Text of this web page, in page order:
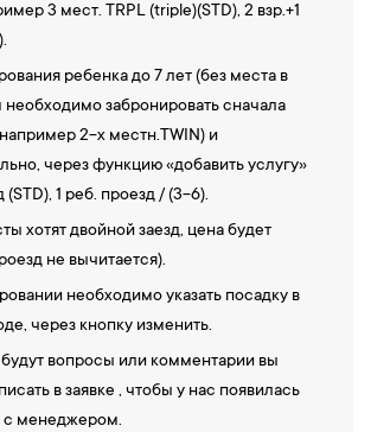
3 мест. TRPL (triple)(STD), 2 взр.+1
ребенка до 7 лет (без места в
необходимо забронировать сначала
2-х местн.TWIN) и
через функцию «добавить услугу»
(STD), 1 реб. проезд / (3-6).
хотят двойной заезд, цена будет
не вычитается).
необходимо указать посадку в
через кнопку изменить.
вопросы или комментарии вы
в заявке , чтобы у нас появилась
с менеджером.